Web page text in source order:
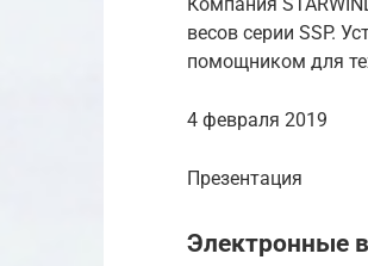
весов серии SSP.
помощником для
4 февраля 2019
Презентация
Электронные